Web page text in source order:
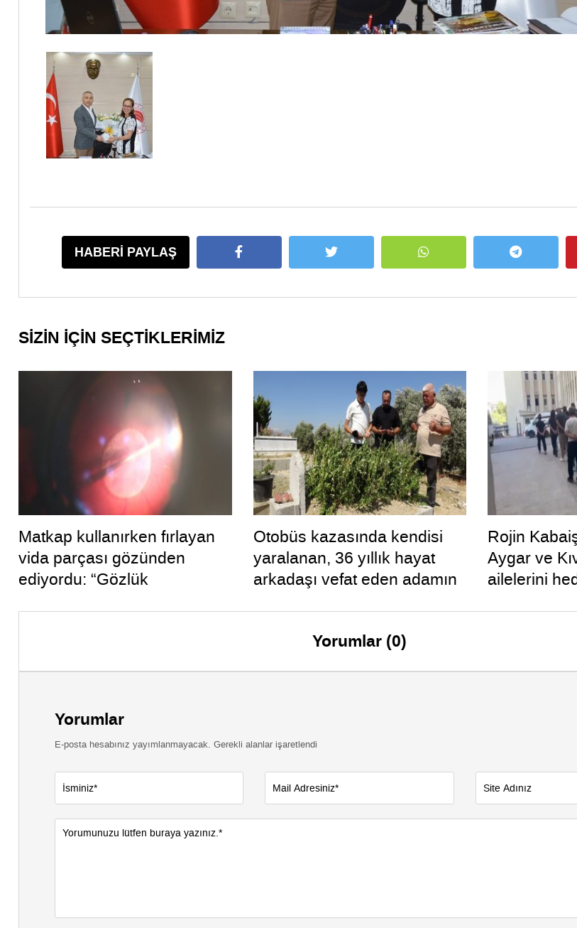
HABERİ PAYLAŞ
SİZİN İÇİN SEÇTİKLERİMİZ
Matkap kullanırken fırlayan
vida parçası gözünden
ediyordu: “Gözlük
Otobüs kazasında kendisi
yaralanan, 36 yıllık hayat
arkadaşı vefat eden adamın
Rojin
Aygar ve
ailelerini
Yorumlar (0)
Yorumlar
E-posta hesabınız yayımlanmayacak. Gerekli alanlar işaretlendi